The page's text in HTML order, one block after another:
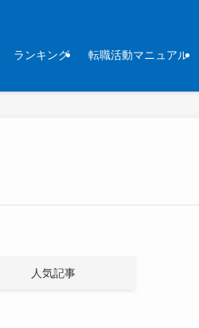
ランキング 転職活動マニュアル
人気記事